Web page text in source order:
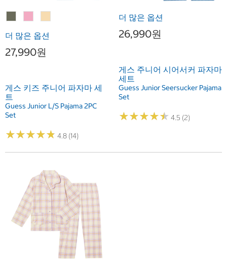
더 많은 옵션
27,990원
게스 키즈 주니어 파자마 세
트
Guess Junior L/S Pajama 2PC
Set
★★★★★
★★★★★ 4.8 (14)
더 많은 옵션
26,990원
게스 주니어 시어서커 파자마
세트
Guess Junior Seersucker Pajama
Set
★★★★★
★★★★★ 4.5 (2)